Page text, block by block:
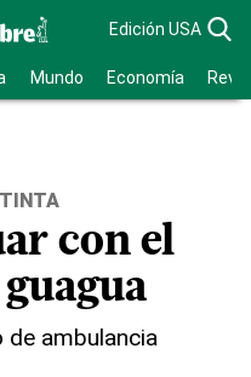
Edición USA
Mundo Economía
con el
de ambulancia